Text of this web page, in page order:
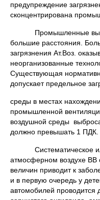
предупреждение
сконцентрирована
Промышленные
большие расстояния.
загрязнения Ат.Воз.
неорганизованные
Существующая
допускает предельное
среды в местах
промышленной
воздушной среды
должно превышать 1 ПДК.
Систематическое или
атмосферном воздухе
величин приводит к
и в первую очередь у
автомобилей проводится